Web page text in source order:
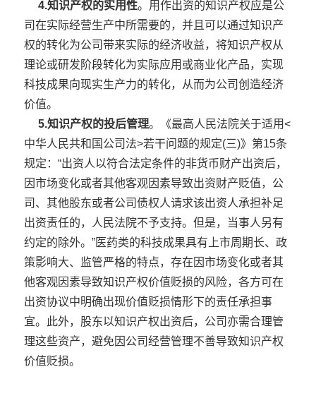
4.知识产权的实用性。用作出资的知识产权应是公
司在实际经营生产中所需要的，并且可以通过知识产
权的转化为公司带来实际的经济收益，将知识产权从
理论或研发阶段转化为实际应用或商业化产品，实现
科技成果向现实生产力的转化，从而为公司创造经济
价值。
5.知识产权的投后管理。《最高人民法院关于适用<
中华人民共和国公司法>若干问题的规定(三)》第15条
规定：“出资人以符合法定条件的非货币财产出资后，
因市场变化或者其他客观因素导致出资财产贬值，公
司、其他股东或者公司债权人请求该出资人承担补足
出资责任的，人民法院不予支持。但是，当事人另有
约定的除外。”医药类的科技成果具有上市周期长、政
策影响大、监管严格的特点，存在因市场变化或者其
他客观因素导致知识产权价值贬损的风险，各方可在
出资协议中明确出现价值贬损情形下的责任承担事
宜。此外，股东以知识产权出资后，公司亦需合理管
理这些资产，避免因公司经营管理不善导致知识产权
价值贬损。